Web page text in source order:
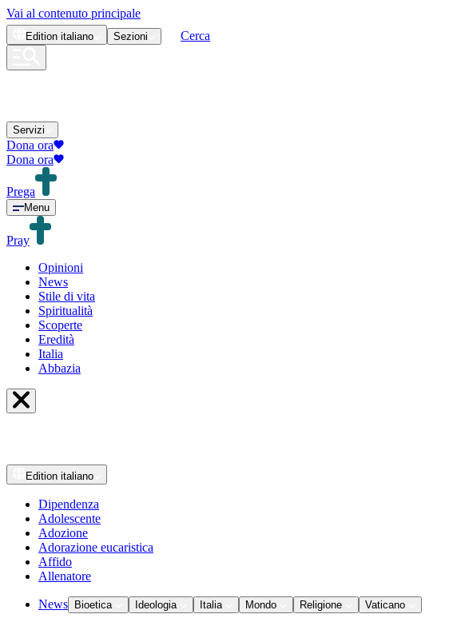
Vai al contenuto principale
Edition italiano Sezioni Cerca
Servizi
Dona ora
Dona ora
Prega
Menu
Pray
Opinioni
News
Stile di vita
Spiritualità
Scoperte
Eredità
Italia
Abbazia
Edition italiano
Dipendenza
Adolescente
Adozione
Adorazione eucaristica
Affido
Allenatore
News Bioetica Ideologia Italia Mondo Religione Vaticano